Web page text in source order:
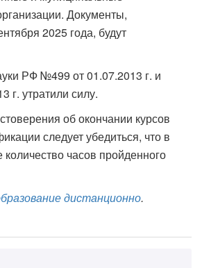
Документы,
2025 года, будут
РФ №499 от 01.07.2013 г. и
г. утратили силу.
об окончании курсов
следует убедиться, что в
количество часов пройденного
дистанционно.